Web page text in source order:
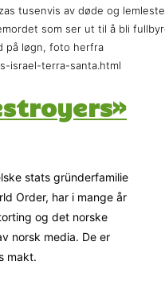
tusenvis av døde og
som ser ut til å bli
på løgn, foto herfra
israel-terra-santa.html
stats gründerfamilie
Order, har i mange år
og det norske
norsk media. De er
makt.